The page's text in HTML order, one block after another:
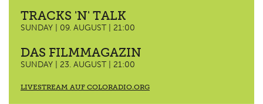
TRACKS 'N' TALK
SUNDAY | 09. AUGUST | 21:00
DAS FILMMAGAZIN
SUNDAY | 23. AUGUST | 21:00
LIVESTREAM AUF COLORADIO.ORG